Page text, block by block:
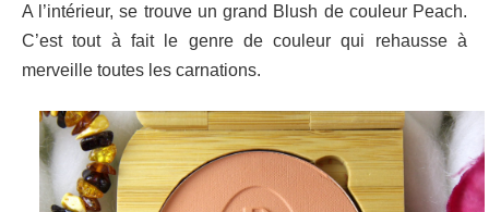
A l’intérieur, se trouve un grand Blush de couleur Peach.
C’est tout à fait le genre de couleur qui rehausse à
merveille toutes les carnations.